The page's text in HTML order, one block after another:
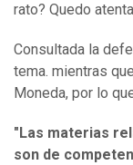
rato? Quedo
Consultada la
tema. mientras
Moneda, por lo
"Las materias
son de